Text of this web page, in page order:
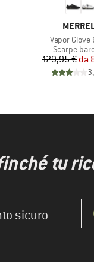
Articolo
Vapor Glove
Gruppo di
Scarpe
129,95 € da
tu
sicuro